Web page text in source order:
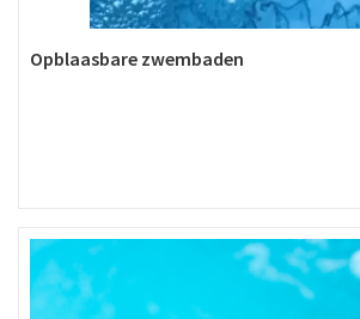
Opblaasbare zwembaden